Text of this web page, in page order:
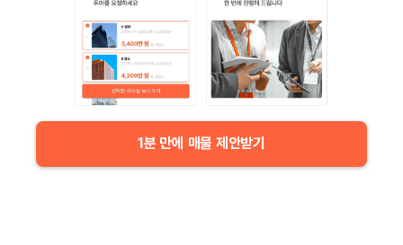
1분 만에 매물 제안받기